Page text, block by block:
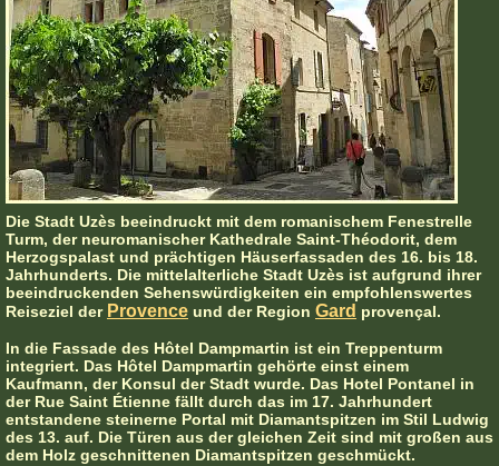
Die Stadt Uzès beeindruckt mit dem romanischem Fenestrelle
Turm, der neuromanischer Kathedrale Saint-Théodorit, dem
Herzogspalast und prächtigen Häuserfassaden des 16. bis 18.
Jahrhunderts. Die mittelalterliche Stadt Uzès ist aufgrund ihrer
beeindruckenden Sehenswürdigkeiten ein empfohlenswertes
Reiseziel der Provence und der Region Gard provençal.
In die Fassade des Hôtel Dampmartin ist ein Treppenturm
integriert. Das Hôtel Dampmartin gehörte einst einem
Kaufmann, der Konsul der Stadt wurde. Das Hotel Pontanel in
der Rue Saint Étienne fällt durch das im 17. Jahrhundert
entstandene steinerne Portal mit Diamantspitzen im Stil Ludwig
des 13. auf. Die Türen aus der gleichen Zeit sind mit großen aus
dem Holz geschnittenen Diamantspitzen geschmückt.